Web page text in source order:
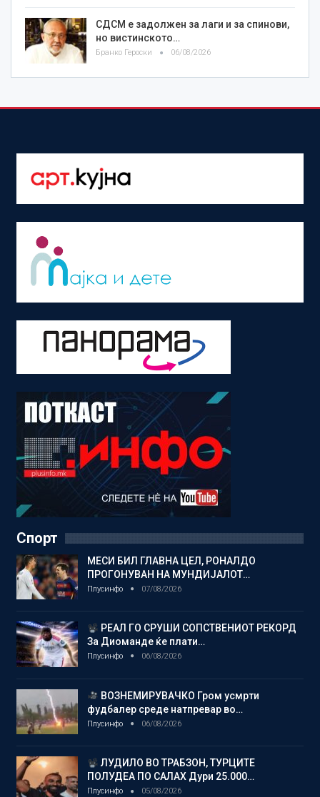
СДСМ е задолжен за лаги и за спинови,
но вистинското…
Бранко Героски 06/08/2026
Спорт
МЕСИ БИЛ ГЛАВНА ЦЕЛ, РОНАЛДО
ПРОГОНУВАН НА МУНДИЈАЛОТ…
Плусинфо 07/08/2026
РЕАЛ ГО СРУШИ СОПСТВЕНИОТ РЕКОРД
За Диоманде ќе плати…
Плусинфо 06/08/2026
ВОЗНЕМИРУВАЧКО Гром усмрти
фудбалер среде натпревар во…
Плусинфо 06/08/2026
ЛУДИЛО ВО ТРАБЗОН, ТУРЦИТЕ
ПОЛУДЕА ПО САЛАХ Дури 25.000…
Плусинфо 05/08/2026